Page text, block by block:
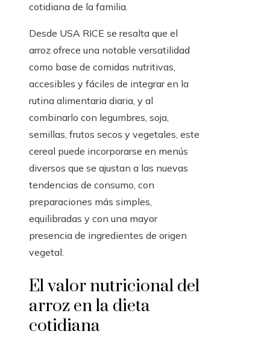
cotidiana de la familia.
Desde USA RICE se resalta que el
arroz ofrece una notable versatilidad
como base de comidas nutritivas,
accesibles y fáciles de integrar en la
rutina alimentaria diaria, y al
combinarlo con legumbres, soja,
semillas, frutos secos y vegetales, este
cereal puede incorporarse en menús
diversos que se ajustan a las nuevas
tendencias de consumo, con
preparaciones más simples,
equilibradas y con una mayor
presencia de ingredientes de origen
vegetal.
El valor nutricional del
arroz en la dieta
cotidiana